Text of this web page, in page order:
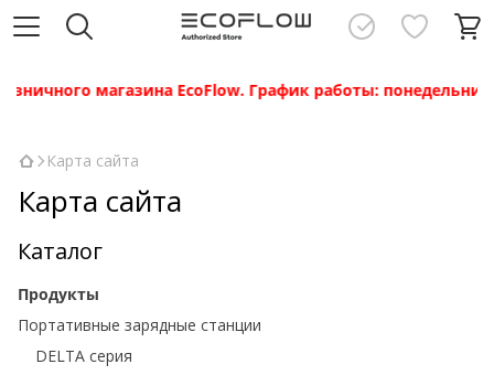
магазина EcoFlow. График работы: понедельник
Карта сайта
Карта сайта
Каталог
Продукты
Портативные зарядные станции
DELTA серия